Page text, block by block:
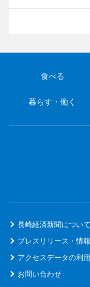
食べる
暮らす・働く
長崎経済新聞について
プレスリリース・情
アクセスデータの利
お問い合わせ